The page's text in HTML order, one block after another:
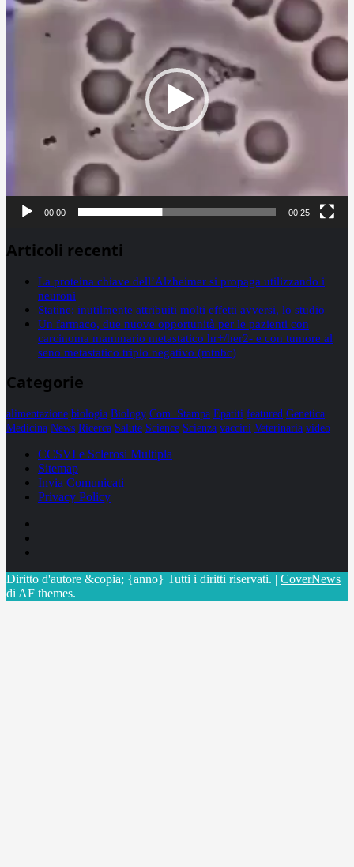
00:00 00:25
Articoli recenti
La proteina chiave dell’Alzheimer si propaga utilizzando i
neuroni
Statine: inutilmente attribuiti molti effetti avversi, lo studio
Un farmaco, due nuove opportunità per le pazienti con
carcinoma mammario metastatico hr+/her2- e con tumore al
seno metastatico triplo negativo (mtnbc)
Categorie
alimentazione biologia Biology Com. Stampa Epatiti featured Genetica
Medicina News Ricerca Salute Science Scienza vaccini Veterinaria video
CCSVI e Sclerosi Multipla
Sitemap
Invia Comunicati
Privacy Policy
Diritto d'autore &copia; {anno} Tutti i diritti riservati. | CoverNews
di AF themes.